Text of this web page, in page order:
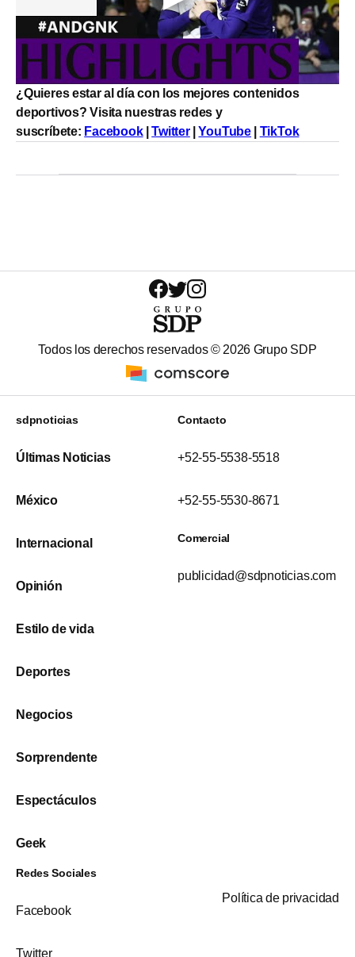
¿Quieres estar al día con los mejores contenidos
deportivos? Visita nuestras redes y
suscríbete: Facebook|Twitter|YouTube TikTok
Todos los derechos reservados © 2026 Grupo SDP
sdpnoticias
Últimas Noticias
México
Internacional
Opinión
Estilo de vida
Deportes
Negocios
Sorprendente
Espectáculos
Geek
Contacto
+52-55-5538-5518
+52-55-5530-8671
Comercial
publicidad@sdpnoticias.com
Redes Sociales
Facebook
Twitter
Política de privacidad